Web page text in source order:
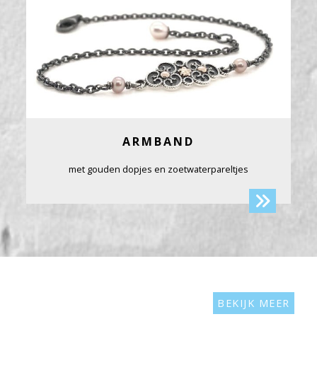
ARMBAND
met gouden dopjes en zoetwaterpareltjes
BEKIJK MEER